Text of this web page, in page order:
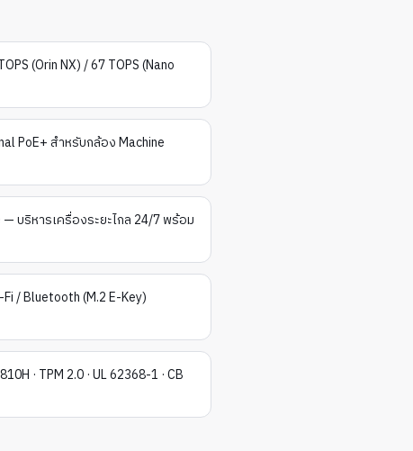
(Orin NX) / 67 TOPS (Nano
PoE+ สำหรับกล้อง Machine
บริหารเครื่องระยะไกล 24/7 พร้อม
/ Bluetooth (M.2 E-Key)
· TPM 2.0 · UL 62368-1 · CB